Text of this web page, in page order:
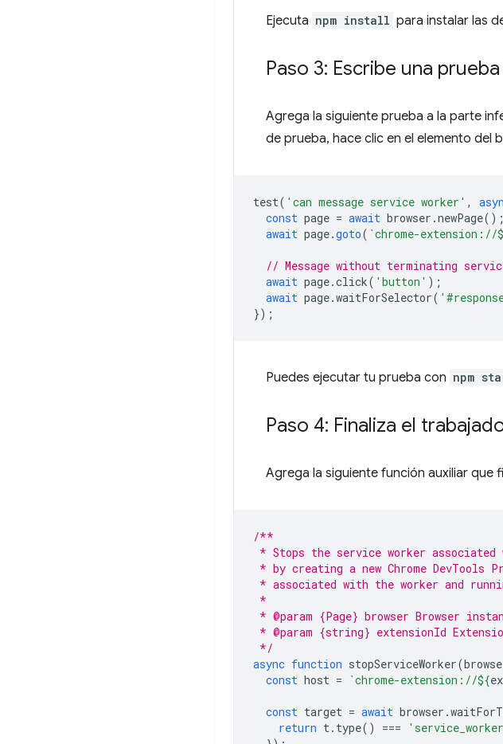
Ejecuta npm install para instalar las
Paso 3: Escribe una
Agrega la siguiente prueba a la parte
de prueba, hace clic en el elemento del
test( 'can message service worker' ,
const page = await browser .newPage();
await page.goto( `chrome-extension://
// Message without terminating
await page.click( 'button' );
await page.waitForSelector(
});
Puedes ejecutar tu prueba con npm
Paso 4: Finaliza el
Agrega la siguiente función auxiliar que
/**
* Stops the service worker
* by creating a new Chrome
* associated with the worker and
*
* @param {Page} browser Browser
* @param {string} extensionId
*/
async function stopServiceWorker(
const host = `chrome-extension://${
const target = await browser .
return t. type() ===